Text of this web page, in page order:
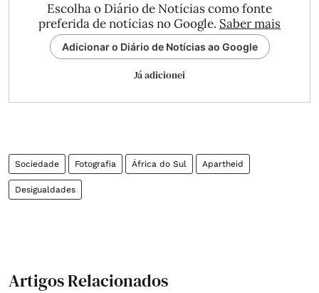
Escolha o Diário de Notícias como fonte
preferida de notícias no Google. Saber mais
Adicionar o Diário de Notícias ao Google
Já adicionei
Sociedade Fotografia África do Sul Apartheid
Desigualdades
Artigos Relacionados